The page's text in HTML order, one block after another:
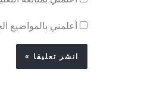
أعلمني بالمواضيع